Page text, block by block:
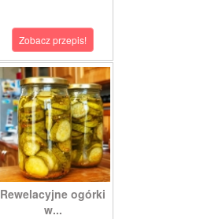
Zobacz przepis!
Rewelacyjne ogórki
w...